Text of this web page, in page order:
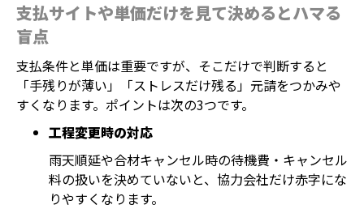
支払サイトや単価だけを見て決めるとハマる
盲点
支払条件と単価は重要ですが、そこだけで判断すると
「手残りが薄い」「ストレスだけ残る」元請をつかみや
すくなります。ポイントは次の3つです。
工程変更時の対応
雨天順延や合材キャンセル時の待機費・キャンセル
料の扱いを決めていないと、協力会社だけ赤字にな
りやすくなります。